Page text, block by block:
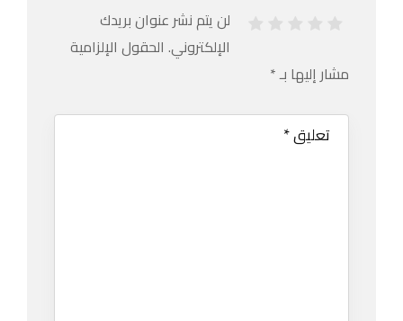
لن يتم نشر عنوان بريدك
الإلكتروني. الحقول الإلزامية
مشار إليها بـ *